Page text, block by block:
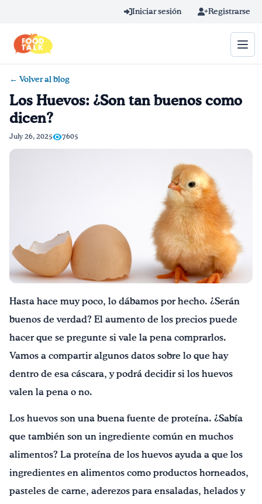
Iniciar sesión Registrarse
Home
Consejos por mensaje
English| Español
← Volver al blog
Los Huevos: ¿Son tan buenos como
dicen?
July 26, 2025 7605
Hasta hace muy poco, lo dábamos por hecho. ¿Serán
buenos de verdad? El aumento de los precios puede
hacer que se pregunte si vale la pena comprarlos.
Vamos a compartir algunos datos sobre lo que hay
dentro de esa cáscara, y podrá decidir si los huevos
valen la pena o no.
Los huevos son una buena fuente de proteína. ¿Sabía
que también son un ingrediente común en muchos
alimentos? La proteína de los huevos ayuda a que los
ingredientes en alimentos como productos horneados,
pasteles de carne, aderezos para ensaladas, helados y